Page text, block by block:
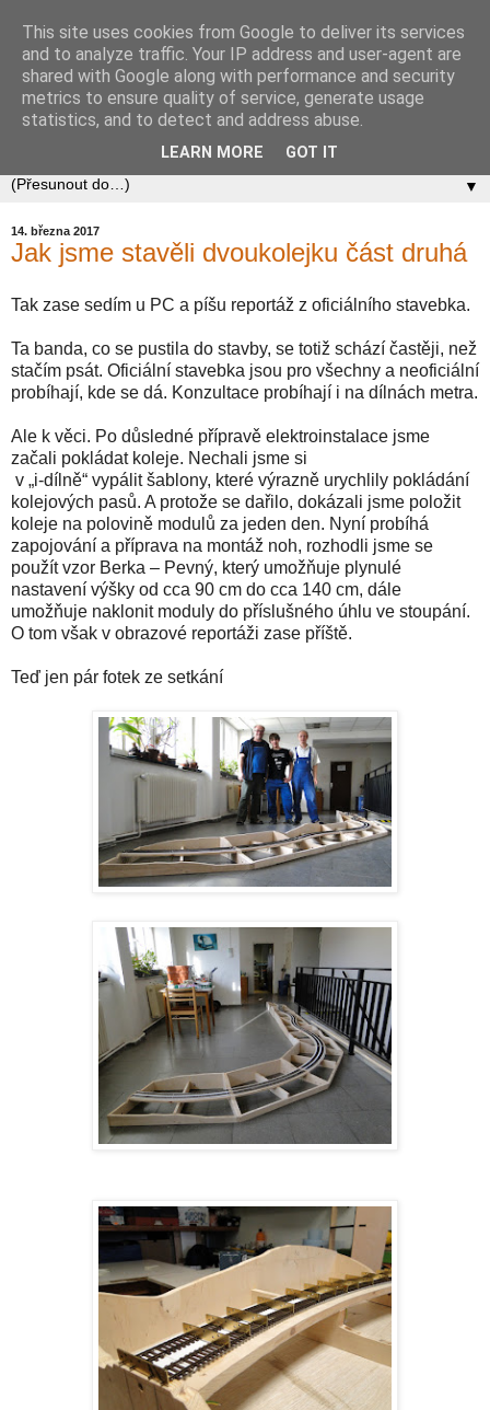
Zababov H0
Spolek Zababov - spolek železničních modelářů zabývající
se stavbou modelové železnice v měřítku 1:87.
▼
14. března 2017
Jak jsme stavěli dvoukolejku část druhá
Tak zase sedím u PC a píšu reportáž z oficiálního stavebka.
Ta banda, co se pustila do stavby, se totiž schází častěji, než
stačím psát. Oficiální stavebka jsou pro všechny a neoficiální
probíhají, kde se dá. Konzultace probíhají i na dílnách metra.
Ale k věci. Po důsledné přípravě elektroinstalace jsme
začali pokládat koleje. Nechali jsme si
v „i-dílně“ vypálit šablony, které výrazně urychlily pokládání
kolejových pasů. A protože se dařilo, dokázali jsme položit
koleje na polovině modulů za jeden den. Nyní probíhá
zapojování a příprava na montáž noh, rozhodli jsme se
použít vzor Berka – Pevný, který umožňuje plynulé
nastavení výšky od cca 90 cm do cca 140 cm, dále
umožňuje naklonit moduly do příslušného úhlu ve stoupání.
O tom však v obrazové reportáži zase příště.
Teď jen pár fotek ze setkání
This site uses cookies from Google to deliver its services
and to analyze traffic. Your IP address and user-agent are
shared with Google along with performance and security
metrics to ensure quality of service, generate usage
statistics, and to detect and address abuse.
LEARN MORE GOT IT